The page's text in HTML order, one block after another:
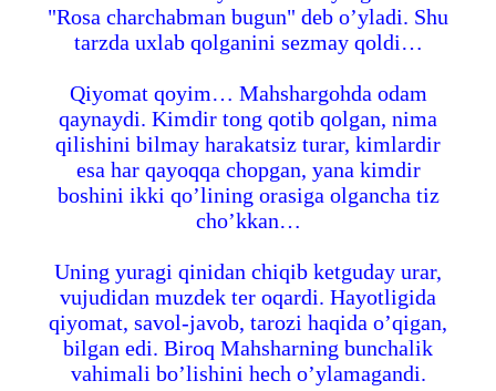
"Rosa charchabman bugun" deb o’yladi. Shu
tarzda uxlab qolganini sezmay qoldi…
Qiyomat qoyim… Mahshargohda odam
qaynaydi. Kimdir tong qotib qolgan, nima
qilishini bilmay harakatsiz turar, kimlardir
esa har qayoqqa chopgan, yana kimdir
boshini ikki qo’lining orasiga olgancha tiz
cho’kkan…
Uning yuragi qinidan chiqib ketguday urar,
vujudidan muzdek ter oqardi. Hayotligida
qiyomat, savol-javob, tarozi haqida o’qigan,
bilgan edi. Biroq Mahsharning bunchalik
vahimali bo’lishini hech o’ylamagandi.